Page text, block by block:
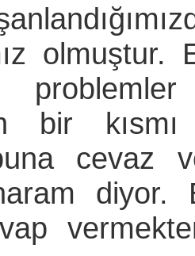
problemler
bir
cevaz
diyor.